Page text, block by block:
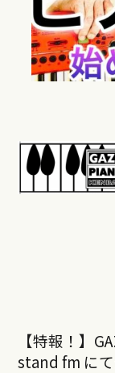
【特報！】
stand fm にて